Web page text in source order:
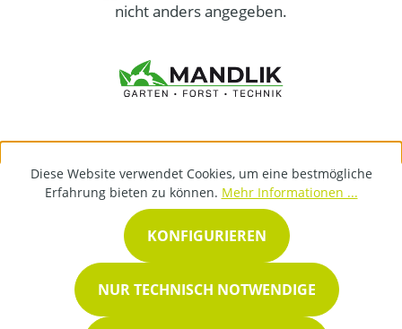
nicht anders angegeben.
Diese Website verwendet Cookies, um eine bestmögliche
Erfahrung bieten zu können. Mehr Informationen ...
NUR TECHNISCH NOTWENDIGE
KONFIGURIEREN